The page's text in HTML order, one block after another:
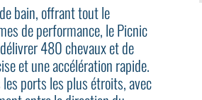
bain, offrant tout le
de performance, le Picnic
480 chevaux et de
et une accélération rapide.
ports les plus étroits, avec